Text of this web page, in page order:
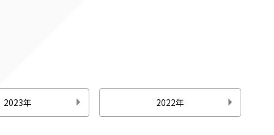
2023年 2022年